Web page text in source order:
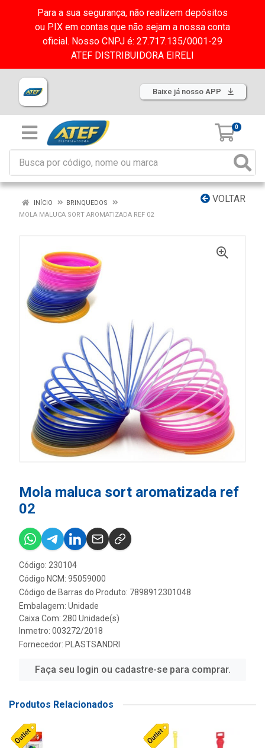
Para a sua segurança, não realizem depósitos
ou PIX em contas que não sejam a nossa conta
oficial. Nosso CNPJ é: 27.717.135/0001-29
ATEF DISTRIBUIDORA EIRELI
Baixe já nosso APP
0
VOLTAR
INÍCIO
BRINQUEDOS
MOLA MALUCA SORT AROMATIZADA REF 02
Mola maluca sort aromatizada ref
02
Código: 230104
Código NCM: 95059000
Código de Barras do Produto: 7898912301048
Embalagem: Unidade
Caixa Com: 280 Unidade(s)
Inmetro: 003272/2018
Fornecedor: PLASTSANDRI
Faça seu login ou cadastre-se para comprar.
Produtos Relacionados